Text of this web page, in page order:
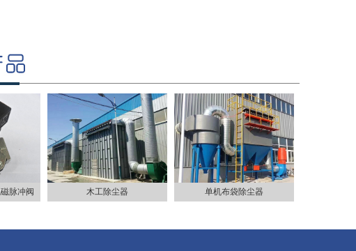
脉冲阀 木工除尘器 单机布袋除尘器